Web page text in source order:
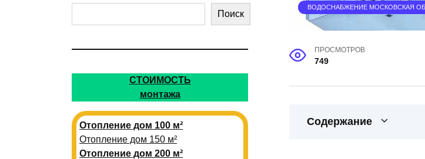
ВОДОСНАБЖЕНИЕ МОСКОВСКАЯ
ПРОСМОТРОВ
749
Содержание
Поиск
СТОИМОСТЬ
монтажа
Отопление дом 100 м²
Отопление дом 150 м²
Отопление дом 200 м²